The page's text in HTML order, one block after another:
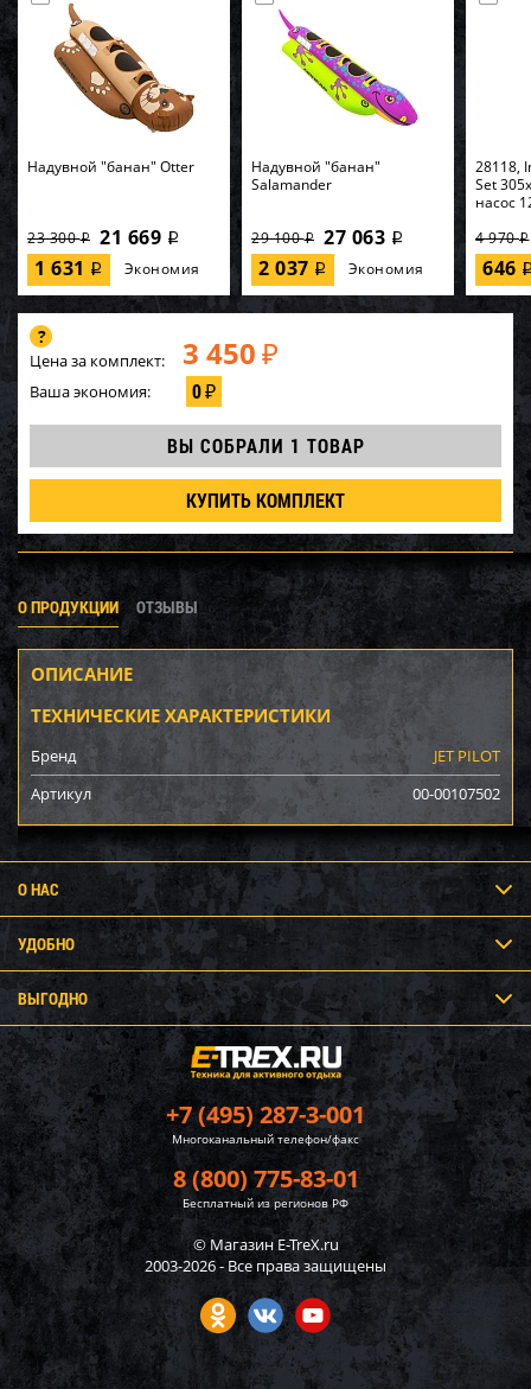
Надувной "банан" Otter
23 300i 21 669 i
1 631 i Экономия
Надувной "банан"
Salamander
29 100i 27 063 i
2 037 i Экономия
28118,
Set
насос
4 970i
646
Цена за комплект: 3 450 ₽
Ваша экономия: 0₽
ВЫ СОБРАЛИ 1 ТОВАР
КУПИТЬ КОМПЛЕКТ
О ПРОДУКЦИИ ОТЗЫВЫ
ОПИСАНИЕ
ТЕХНИЧЕСКИЕ ХАРАКТЕРИСТИКИ
Бренд
JET PILOT
Артикул
00-00107502
+7 (495) 287-3-001
Многоканальный телефон/факс
8 (800) 775-83-01
Бесплатный из регионов РФ
© Магазин E-TreX.ru
2003-2026 - Все права защищены
О НАС
УДОБНО
ВЫГОДНО